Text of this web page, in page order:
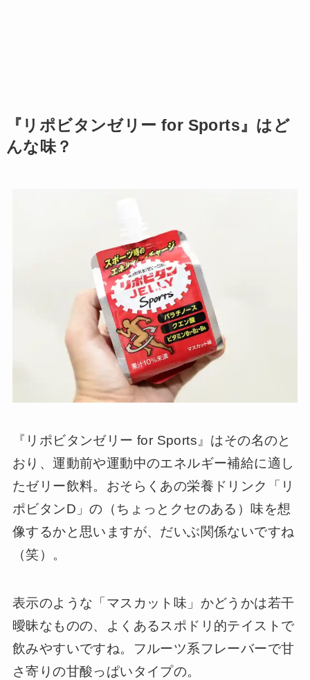
『リポビタンゼリー for Sports』はど
んな味？
『リポビタンゼリー for Sports』はその名のと
おり、運動前や運動中のエネルギー補給に適し
たゼリー飲料。おそらくあの栄養ドリンク「リ
ポビタンD」の（ちょっとクセのある）味を想
像するかと思いますが、だいぶ関係ないですね
（笑）。
表示のような「マスカット味」かどうかは若干
曖昧なものの、よくあるスポドリ的テイストで
飲みやすいですね。フルーツ系フレーバーで甘
さ寄りの甘酸っぱいタイプの。